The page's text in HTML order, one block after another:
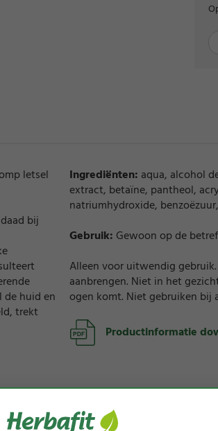
letsel
bij
huid en
trekt
Ingrediënten: aqua, alcohol
extract, betaïne, pantheol,
natriumhydroxide,
Gebruik: Gewoon op de
Alleen voor uitwendig
aanbrengen. Niet in het
ogen komt. Niet gebruiken bij
Productinformatie